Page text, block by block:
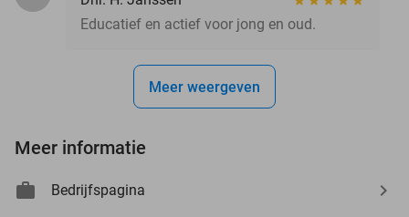
Educatief en actief voor jong en oud.
Meer weergeven
Meer informatie
Bedrijfspagina